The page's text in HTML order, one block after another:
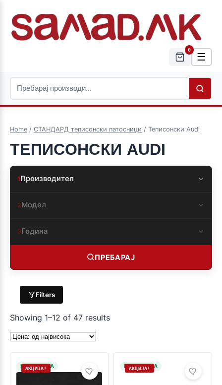
0
☰
Home / СТАНДАРД теписонски патосници / Теписонски Audi
ТЕПИСОНСКИ AUDI
1Производител
2Модел
3Година
ПРЕБАРАЈ
Filters
Showing 1–12 of 47 results
НА ЗАЛИХА
АКЦИЈА! НА ЗАЛИХА
АКЦИЈА!